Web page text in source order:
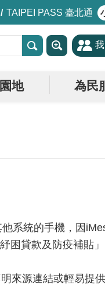
TAIPEI PASS 臺北通
地 為民
系統的手機，因
困貸款及防疫補貼
來源連結或輕易提供